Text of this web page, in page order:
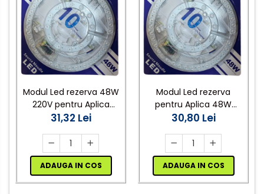
Modul Led rezerva 48W
220V pentru Aplica
lumina calda 3500KK
31,32 Lei
ADAUGA IN COS
Modul Led rezerva
pentru Aplica 48W
6500K
30,80 Lei
ADAUGA IN COS